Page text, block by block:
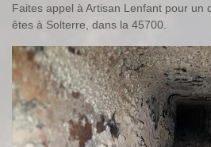
Faites appel à Artisan Lenfant pour un
êtes à Solterre, dans la 45700.